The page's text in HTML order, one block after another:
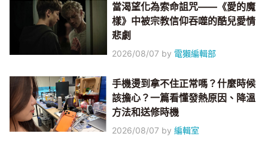
當渴望化為索命詛咒——《愛的魔
樣》中被宗教信仰吞噬的酷兒愛情
悲劇
2026/08/07 by 電獺編輯部
手機燙到拿不住正常嗎？什麼時候
該擔心？一篇看懂發熱原因、降溫
方法和送修時機
2026/08/07 by編輯室